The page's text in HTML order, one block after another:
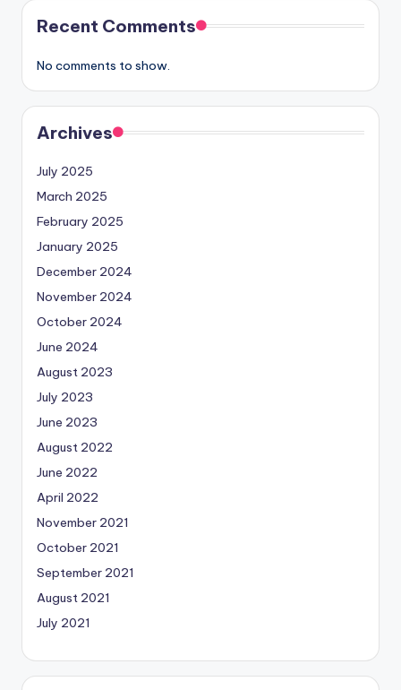
Recent Comments
No comments to show.
Archives
July 2025
March 2025
February 2025
January 2025
December 2024
November 2024
October 2024
June 2024
August 2023
July 2023
June 2023
August 2022
June 2022
April 2022
November 2021
October 2021
September 2021
August 2021
July 2021